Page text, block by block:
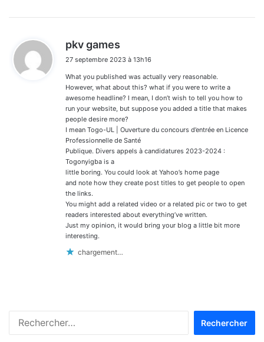
pkv games
t
:
27 septembre 2023 à 13h16
What you published was actually very reasonable.
However, what about this? what if you were to write a
awesome headline? I mean, I don’t wish to tell you how to
run your website, but suppose you added a title that makes
people desire more?
I mean Togo-UL | Ouverture du concours d’entrée en Licence
Professionnelle de Santé
Publique. Divers appels à candidatures 2023-2024 :
Togonyigba is a
little boring. You could look at Yahoo’s home page
and note how they create post titles to get people to open
the links.
You might add a related video or a related pic or two to get
readers interested about everything’ve written.
Just my opinion, it would bring your blog a little bit more
interesting.
chargement…